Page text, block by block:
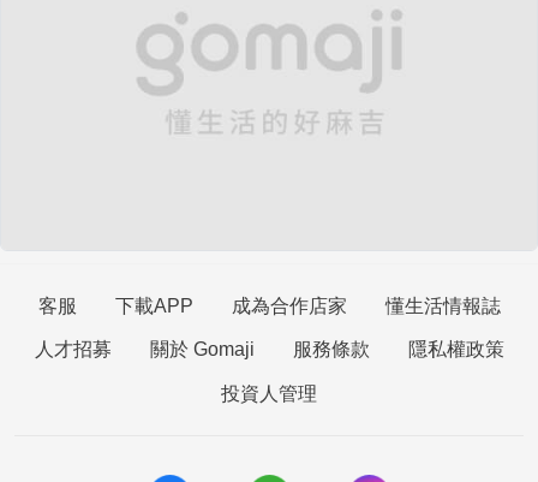
客服 下載APP 成為合作店家 懂生活情報誌
人才招募 關於 Gomaji 服務條款 隱私權政策
投資人管理